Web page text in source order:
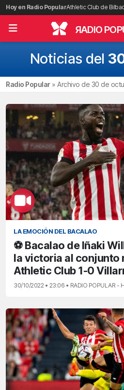
Saltar
al
contenido
Hoy en Radio PopularAthletic Club de
RADIO
Noticias del
Radio Popular» Archivo de 30 de
LA EMOCIÓN DEL BACALAO
⚽ Bacalao de Iñaki
la victoria al conjunto
Athletic Club 1-0
30/10/2022 • 23:06 • RADIO POPULAR -